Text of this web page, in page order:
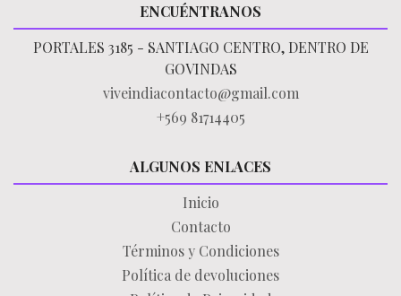
ENCUÉNTRANOS
PORTALES 3185 - SANTIAGO CENTRO, DENTRO DE
GOVINDAS
viveindiacontacto@gmail.com
+569 81714405
ALGUNOS ENLACES
Inicio
Contacto
Términos y Condiciones
Política de devoluciones